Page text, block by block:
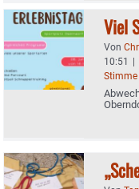
Viel
Von
10:51 |
Stimme